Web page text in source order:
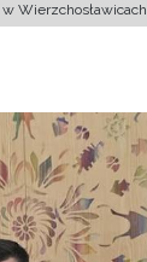
Wierzchosławicach